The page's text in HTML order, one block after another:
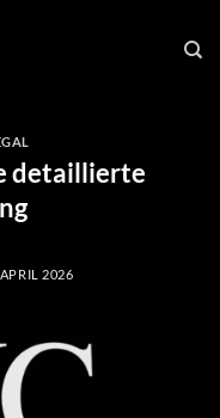
detaillierte
2026